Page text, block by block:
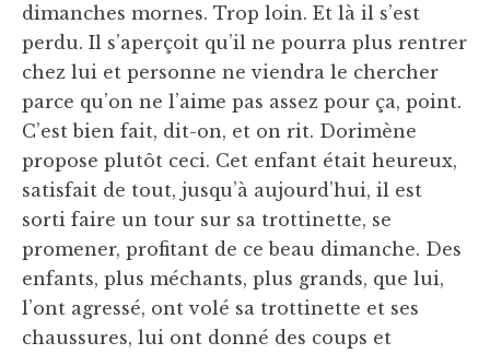
dimanches mornes. Trop loin. Et là il s’est
perdu. Il s’aperçoit qu’il ne pourra plus rentrer
chez lui et personne ne viendra le chercher
parce qu’on ne l’aime pas assez pour ça, point.
C’est bien fait, dit-on, et on rit. Dorimène
propose plutôt ceci. Cet enfant était heureux,
satisfait de tout, jusqu’à aujourd’hui, il est
sorti faire un tour sur sa trottinette, se
promener, profitant de ce beau dimanche. Des
enfants, plus méchants, plus grands, que lui,
l’ont agressé, ont volé sa trottinette et ses
chaussures, lui ont donné des coups et